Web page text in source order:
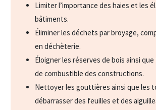
Limiter l’importance des haies et les
bâtiments.
Éliminer les déchets par broyage,
en déchèterie.
Éloigner les réserves de bois ainsi
de combustible des constructions.
Nettoyer les gouttières ainsi que les
débarrasser des feuilles et des